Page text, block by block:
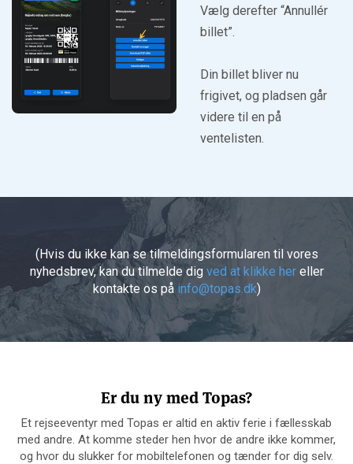
Vælg derefter “Annullér
billet”.
Din billet bliver nu
frigivet, og pladsen går
videre til en på
ventelisten.
(Hvis du ikke kan se tilmeldingsformularen til vores
nyhedsbrev, kan du tilmelde dig ved at klikke hereller
kontakte os på info@topas.dk)
Er du ny med Topas?
Et rejseeventyr med Topas er altid en aktiv ferie i fællesskab
med andre. At komme steder hen hvor de andre ikke kommer,
og hvor du slukker for mobiltelefonen og tænder for dig selv.